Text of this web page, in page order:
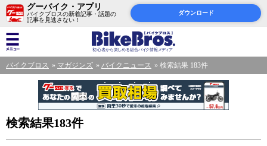
グーバイク・アプリ
バイクブロスの新着記事・話題の
記事を見逃さない！
ダウンロード
バイクブロス マガジンズ バイクニュース 検索結果 183件
検索結果183件